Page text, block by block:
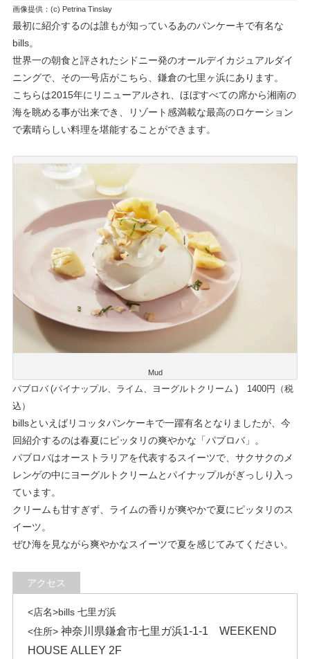
画像提供：(c) Petrina Tinslay
最初に紹介するのは誰もが知っているあのパンケーキで有名な
bills。
世界⼀の朝⾷と評されたシドニー発のオールデイカジュアルダイ
ニングで、その一号店がこちら、鎌倉の七里ヶ浜にあります。
こちらは2015年にリニューアルされ、ほぼすべての席から湘南の
海を眺める事が出来でき、リゾート感満載な最高のロケーション
で素晴らしい料理を堪能することができます。
Mud
パブロバ (パイナップル、ライム、ヨーグルトクリーム ) 1400円（税
込）
billsといえばリコッタパンケーキで一躍有名となりましたが、今
回紹介するのは春夏にピッタリの爽やかな「パブロバ」。
パブロバはオーストラリアを代表するスイーツで、サクサクのメ
レンゲの中にヨーグルトクリームとパイナップルがぎっしり入っ
ています。
クリームも甘すぎず、ライムの香りが爽やかで夏にピッタリのス
イーツ。
ぜひ海を見ながら爽やかなスイーツで夏を感じてみてください。
アクセス
<店名>bills 七里ガ浜
<住所> 神奈川県鎌倉市七里ガ浜1-1-1 WEEKEND
HOUSE ALLEY 2F